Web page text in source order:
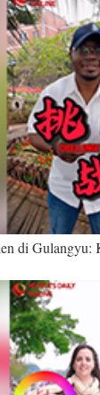
di Gulangyu: